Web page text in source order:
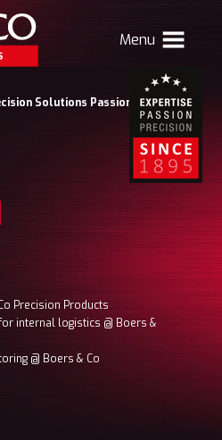
Menu
HOME
News
Vacancies
Solutions Passion for
Precision Products
internal logistics @ Boers &
@ Boers & Co